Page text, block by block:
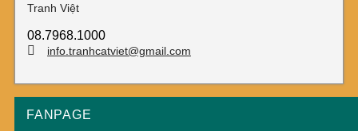
Tranh Việt
08.7968.1000
info.tranhcatviet@gmail.com
FANPAGE